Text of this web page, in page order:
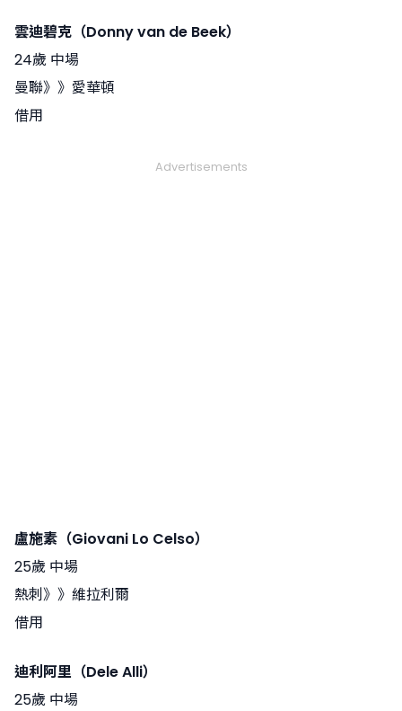
雲迪碧克（Donny van de Beek）
24歲 中場
曼聯》》愛華頓
借用
Advertisements
盧施素（Giovani Lo Celso）
25歲 中場
熱刺》》維拉利爾
借用
迪利阿里（Dele Alli）
25歲 中場